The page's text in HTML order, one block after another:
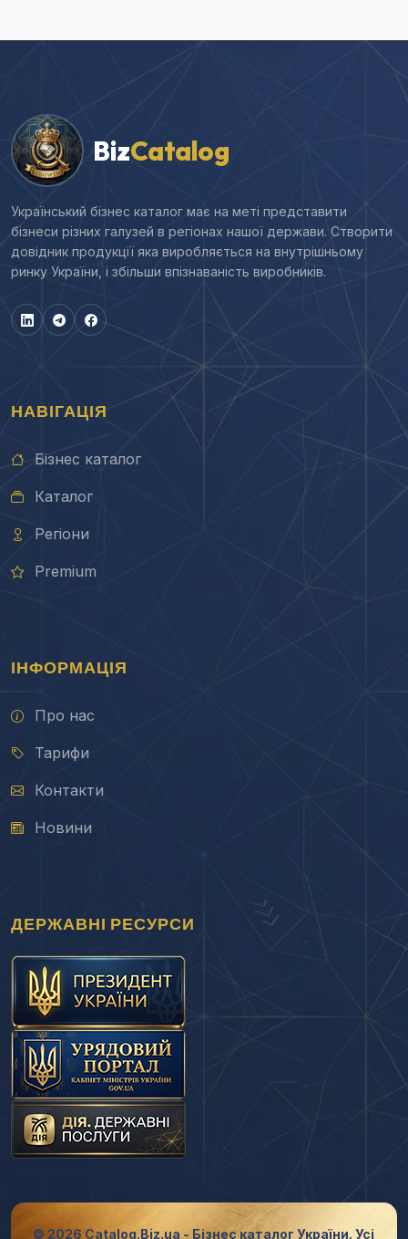
BizCatalog
Український бізнес каталог має на меті представити
бізнеси різних галузей в регіонах нашої держави. Створити
довідник продукції яка виробляється на внутрішньому
ринку України, і збільши впізнаваність виробників.
НАВІГАЦІЯ
Бізнес каталог
Каталог
Регіони
Premium
ІНФОРМАЦІЯ
Про нас
Тарифи
Контакти
Новини
ДЕРЖАВНІ РЕСУРСИ
© 2026 Catalog.Biz.ua - Бізнес каталог України. Усі